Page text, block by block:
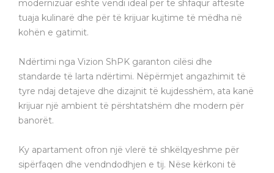
modernizuar është vendi ideal për të shfaqur aftësitë
tuaja kulinarë dhe për të krijuar kujtime të mëdha në
kohën e gatimit.
Ndërtimi nga Vizion ShPK garanton cilësi dhe
standarde të larta ndërtimi. Nëpërmjet angazhimit të
tyre ndaj detajeve dhe dizajnit të kujdesshëm, ata kanë
krijuar një ambient të përshtatshëm dhe modern për
banorët.
Ky apartament ofron një vlerë të shkëlqyeshme për
sipërfaqen dhe vendndodhjen e tij. Nëse kërkoni të